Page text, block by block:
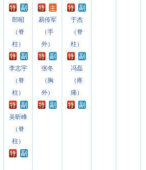
郎昭
（脊
柱）
李志宇
（脊
柱）
吴昕峰
（脊
柱）
易传军
（手
外）
张冬
（胸
外）
于杰
（脊
柱）
冯磊
（疼
痛）